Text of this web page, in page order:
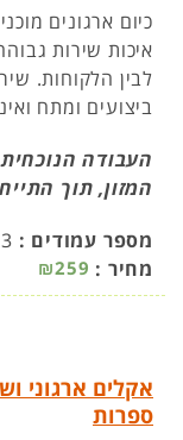
כיום ארגונים
איכות שירות
לבין הלקוחות.
ביצועים ומתח
העבודה
המזון, תוך
מספר עמודים :
מחיר : ₪259
אקלים ארגוני
ספרות